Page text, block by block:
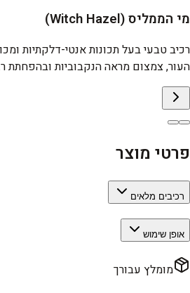
מי הממליס (Witch Hazel)
רכיב טבעי בעל תכונות אנטי-דלקתיות
העור, צמצום מראה הנקבוביות ובהפחתת
פרטי מוצר
רכיבים מלאים
אופן שימוש
מומלץ עבורך